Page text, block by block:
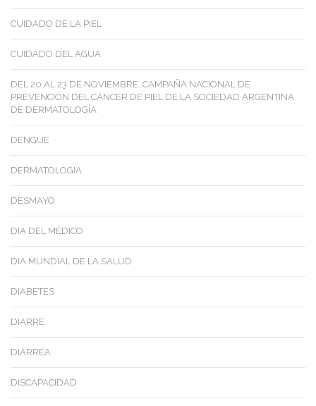
CUIDADO DE LA PIEL
CUIDADO DEL AGUA
DEL 20 AL 23 DE NOVIEMBRE: CAMPAÑA NACIONAL DE
PREVENCIÓN DEL CÁNCER DE PIEL DE LA SOCIEDAD ARGENTINA
DE DERMATOLOGÍA
DENGUE
DERMATOLOGIA
DESMAYO
DIA DEL MÉDICO
DIA MUNDIAL DE LA SALUD
DIABETES
DIARRE
DIARREA
DISCAPACIDAD